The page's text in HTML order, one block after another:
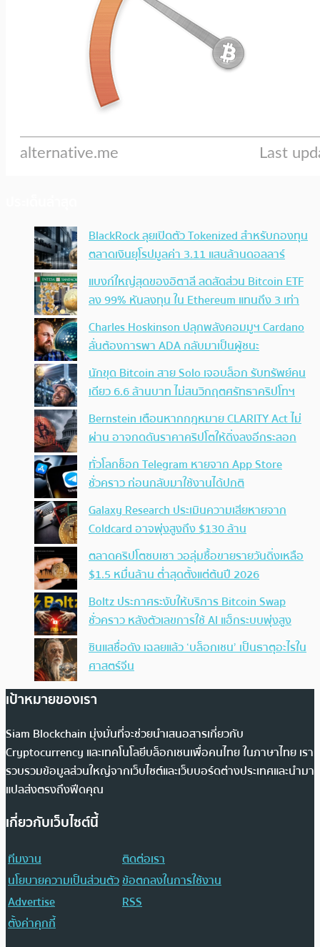
BlackRock ลุยเปิดตัว Tokenized สำหรับกองทุน
ตลาดเงินยุโรปมูลค่า 3.11 แสนล้านดอลลาร์
แบงก์ใหญ่สุดของอิตาลี ลดสัดส่วน Bitcoin ETF
ลง 99% หันลงทุน ใน Ethereum แทนถึง 3 เท่า
Charles Hoskinson ปลุกพลังคอมมูฯ Cardano
ลั่นต้องการพา ADA กลับมาเป็นผู้ชนะ
นักขุด Bitcoin สาย Solo เจอบล็อก รับทรัพย์คน
เดียว 6.6 ล้านบาท ไม่สนวิกฤตศรัทธาคริปโทฯ
Bernstein เตือนหากกฎหมาย CLARITY Act ไม่
ผ่าน อาจกดดันราคาคริปโตให้ดิ่งลงอีกระลอก
ทั่วโลกช็อก Telegram หายจาก App Store
ชั่วคราว ก่อนกลับมาใช้งานได้ปกติ
Galaxy Research ประเมินความเสียหายจาก
Coldcard อาจพุ่งสูงถึง $130 ล้าน
ตลาดคริปโตซบเซา วอลุ่มซื้อขายรายวันดิ่งเหลือ
$1.5 หมื่นล้าน ต่ำสุดตั้งแต่ต้นปี 2026
Boltz ประกาศระงับให้บริการ Bitcoin Swap
ชั่วคราว หลังตัวเลขการใช้ AI แฮ็กระบบพุ่งสูง
ซินแสชื่อดัง เฉลยแล้ว ‘บล็อกเชน’ เป็นธาตุอะไรใน
ศาสตร์จีน
เป้าหมายของเรา
Siam Blockchain มุ่งมั่นที่จะช่วยนำเสนอสารเกี่ยวกับ
Cryptocurrency และเทคโนโลยีบล็อกเชนเพื่อคนไทย ในภาษาไทย เรา
รวบรวมข้อมูลส่วนใหญ่จากเว็บไซต์และเว็บบอร์ดต่างประเทศและนำมา
แปลส่งตรงถึงฟีดคุณ
เกี่ยวกับเว็บไซต์นี้
ทีมงาน
ติดต่อเรา
นโยบายความเป็นส่วนตัวข้อตกลงในการใช้งาน
Advertise
RSS
ตั้งค่าคุกกี้